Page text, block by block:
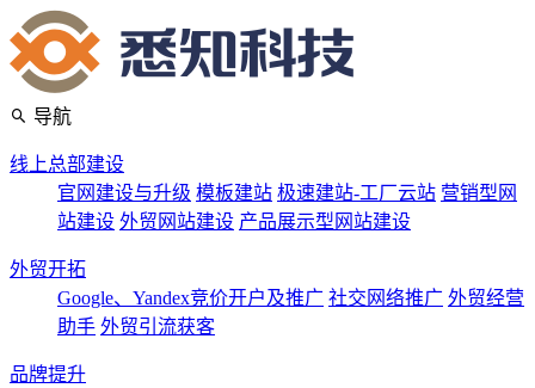
导航
线上总部建设
官网建设与升级 模板建站 极速建站-工厂云站 营销型网
站建设 外贸网站建设 产品展示型网站建设
外贸开拓
Google、Yandex竞价开户及推广 社交网络推广 外贸经营
助手 外贸引流获客
品牌提升